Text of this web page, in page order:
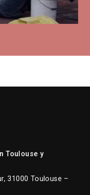
Toulouse y
31000 Toulouse –